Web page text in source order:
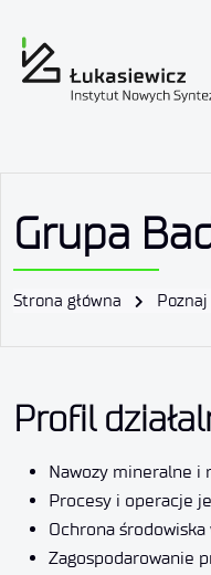
Grupa
Strona główna Poznaj
Profil
Nawozy mineralne i
Procesy i operacje
Ochrona
Zagospodarowanie